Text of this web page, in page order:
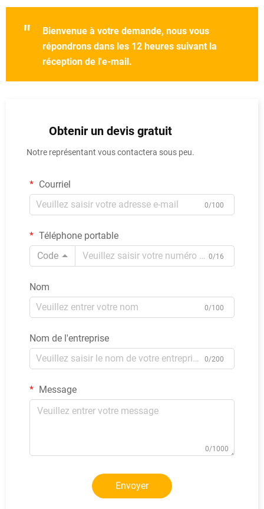
"
Bienvenue à votre demande, nous vous
répondrons dans les 12 heures suivant la
réception de l'e-mail.
Obtenir un devis gratuit
Notre représentant vous contactera sous peu.
Courriel
0/100
Téléphone portable
Code
0/16
Nom
0/100
Nom de l'entreprise
0/200
Message
0/1000
Envoyer